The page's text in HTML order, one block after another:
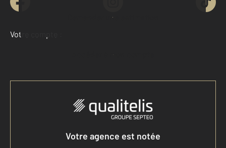
Demander une estimation
Votre compte :
Accéder à mon compte
Votre agence est notée